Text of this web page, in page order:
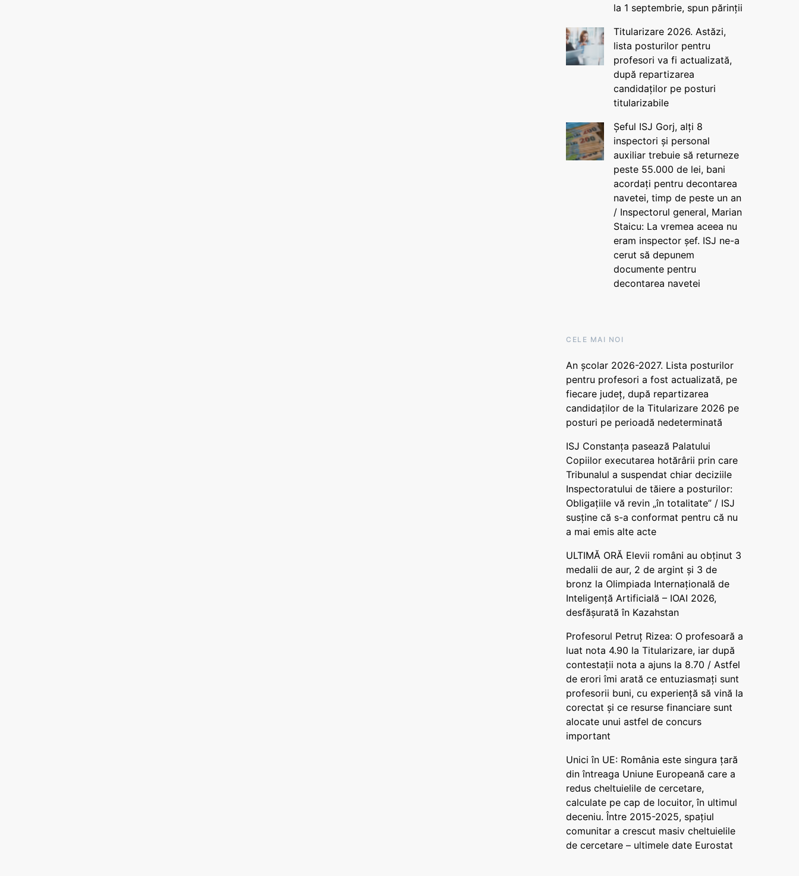
la 1 septembrie, spun părinții
Titularizare 2026. Astăzi,
lista posturilor pentru
profesori va fi actualizată,
după repartizarea
candidaților pe posturi
titularizabile
Șeful ISJ Gorj, alți 8
inspectori și personal
auxiliar trebuie să returneze
peste 55.000 de lei, bani
acordați pentru decontarea
navetei, timp de peste un an
/ Inspectorul general, Marian
Staicu: La vremea aceea nu
eram inspector șef. ISJ ne-a
cerut să depunem
documente pentru
decontarea navetei
CELE MAI NOI
An școlar 2026-2027. Lista posturilor
pentru profesori a fost actualizată, pe
fiecare județ, după repartizarea
candidaților de la Titularizare 2026 pe
posturi pe perioadă nedeterminată
ISJ Constanța pasează Palatului
Copiilor executarea hotărârii prin care
Tribunalul a suspendat chiar deciziile
Inspectoratului de tăiere a posturilor:
Obligațiile vă revin „în totalitate” / ISJ
susține că s-a conformat pentru că nu
a mai emis alte acte
ULTIMĂ ORĂ Elevii români au obținut 3
medalii de aur, 2 de argint și 3 de
bronz la Olimpiada Internațională de
Inteligență Artificială – IOAI 2026,
desfășurată în Kazahstan
Profesorul Petruț Rizea: O profesoară a
luat nota 4.90 la Titularizare, iar după
contestații nota a ajuns la 8.70 / Astfel
de erori îmi arată ce entuziasmați sunt
profesorii buni, cu experiență să vină la
corectat și ce resurse financiare sunt
alocate unui astfel de concurs
important
Unici în UE: România este singura țară
din întreaga Uniune Europeană care a
redus cheltuielile de cercetare,
calculate pe cap de locuitor, în ultimul
deceniu. Între 2015-2025, spațiul
comunitar a crescut masiv cheltuielile
de cercetare – ultimele date Eurostat